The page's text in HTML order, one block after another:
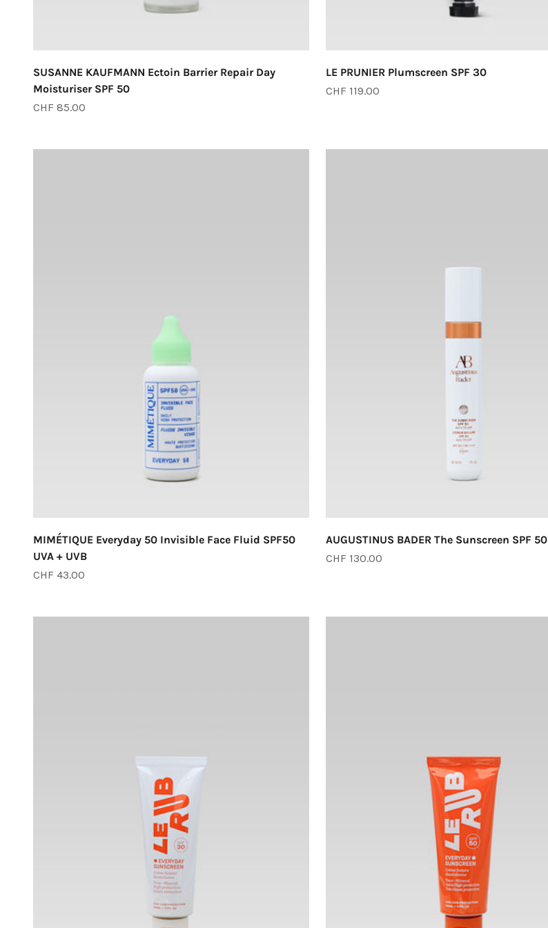
SUSANNE KAUFMANN Ectoin Barrier Repair Day
Moisturiser SPF 50
Angebot
CHF 85.00
LE PRUNIER Plumscreen SPF 30
Angebot
CHF 119.00
MIMÉTIQUE Everyday 50 Invisible Face Fluid SPF50
UVA + UVB
Angebot
CHF 43.00
AUGUSTINUS BADER The Sunscreen SPF 50
Angebot
CHF 130.00